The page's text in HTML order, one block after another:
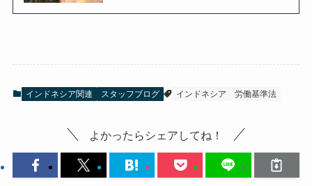
インドネシア関連 スタッフブログ インドネシア 労働基準法
よかったらシェアしてね！